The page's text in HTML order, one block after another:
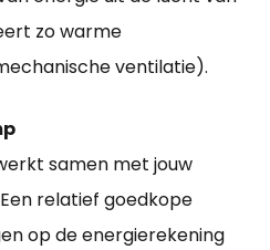
zo warme
ventilatie).
samen met jouw
relatief goedkope
op de energierekening